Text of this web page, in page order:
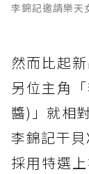
李錦記邀請樂天
然而比起
另位主角
醬)」就相
李錦記干
採用特選